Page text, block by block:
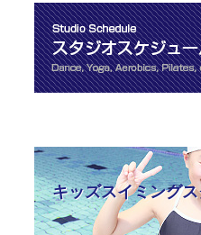
キッズスイミング